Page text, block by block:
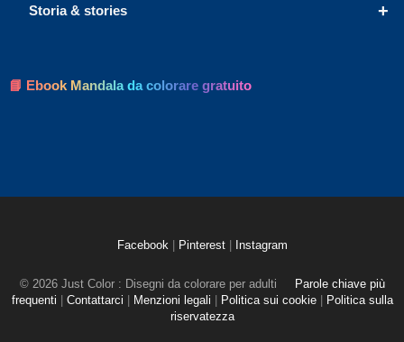
+
Storia & stories
📘 Ebook Mandala da colorare gratuito
Facebook Pinterest Instagram
© 2026 Just Color : Disegni da colorare per adulti
Parole chiave più
frequenti
Contattarci Menzioni legali Politica sui cookie
Politica sulla
riservatezza